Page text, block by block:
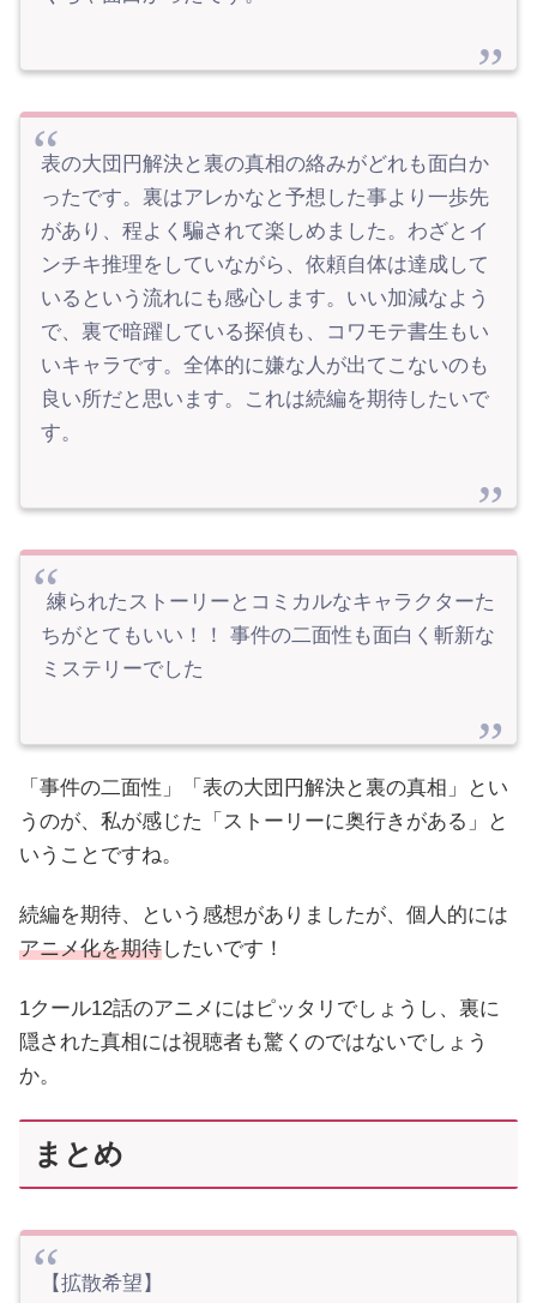
表の大団円解決と裏の真相の絡みがどれも面白か
ったです。裏はアレかなと予想した事より一歩先
があり、程よく騙されて楽しめました。わざとイ
ンチキ推理をしていながら、依頼自体は達成して
いるという流れにも感心します。いい加減なよう
で、裏で暗躍している探偵も、コワモテ書生もい
いキャラです。全体的に嫌な人が出てこないのも
良い所だと思います。これは続編を期待したいで
す。
練られたストーリーとコミカルなキャラクターた
ちがとてもいい！！ 事件の二面性も面白く斬新な
ミステリーでした
「事件の二面性」「表の大団円解決と裏の真相」とい
うのが、私が感じた「ストーリーに奥行きがある」と
いうことですね。
続編を期待、という感想がありましたが、個人的には
アニメ化を期待したいです！
1クール12話のアニメにはピッタリでしょうし、裏に
隠された真相には視聴者も驚くのではないでしょう
か。
まとめ
【拡散希望】